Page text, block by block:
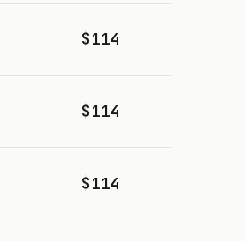
$114
$114
$114